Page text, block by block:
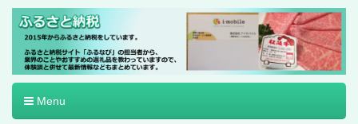
ふるさと納税
Menu